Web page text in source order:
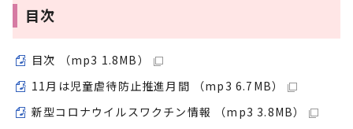
目次
目次 （mp3 1.8MB）
11月は児童虐待防止推進月間 （mp3 6.7MB）
新型コロナウイルスワクチン情報 （mp3 3.8MB）